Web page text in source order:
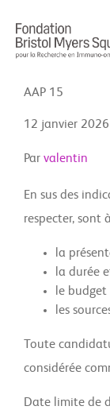
AAP 15
12 janvier 2026
Par valentin
En sus des
respecter, sont
la
la durée
le
les
Toute
considérée
Date limite de